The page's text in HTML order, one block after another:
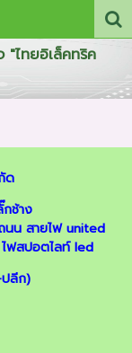
"ไทยอิเล็คทริค
ด
ช้าง
นน สายไฟ united
ไฟสปอตไลท์ led
ลีก)